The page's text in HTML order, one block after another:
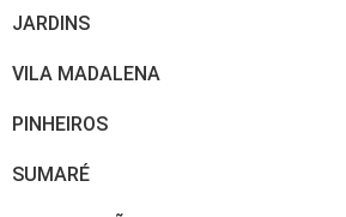
JARDINS
VILA MADALENA
PINHEIROS
SUMARÉ